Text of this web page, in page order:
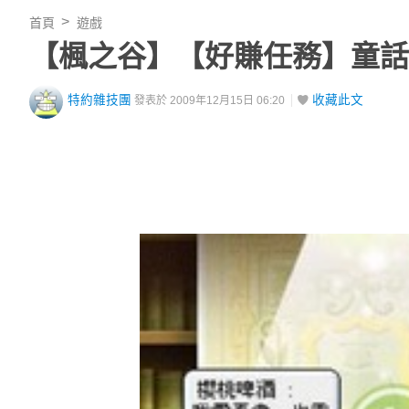
首頁 遊戲
【楓之谷】【好賺任務】童
特約雜技團 發表於 2009年12月15日 06:20 收藏此文